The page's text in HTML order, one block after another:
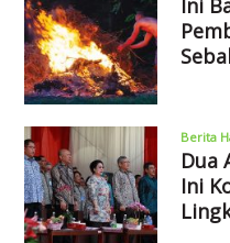
Berita
Dua
Ini